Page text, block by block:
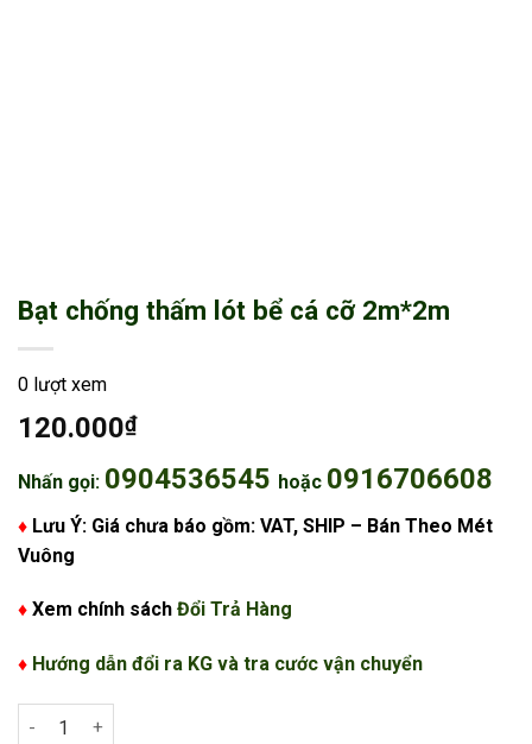
Bạt chống thấm lót bể cá cỡ 2m*2m
0 lượt xem
120.000₫
Nhấn gọi: 0904536545 hoặc 0916706608
♦ Lưu Ý: Giá chưa báo gồm: VAT, SHIP – Bán Theo Mét
Vuông
♦ Xem chính sách Đổi Trả Hàng
♦ Hướng dẫn đổi ra KG và tra cước vận chuyển
Bạt chống thấm lót bể cá cỡ 2m*2m số lượng